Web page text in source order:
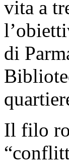
vita a
di
Il filo